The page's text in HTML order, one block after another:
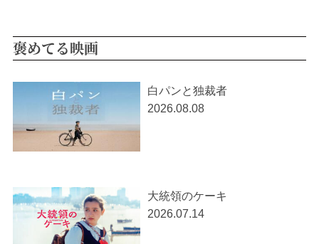
褒めてる映画
白パンと独裁者
2026.08.08
大統領のケーキ
2026.07.14